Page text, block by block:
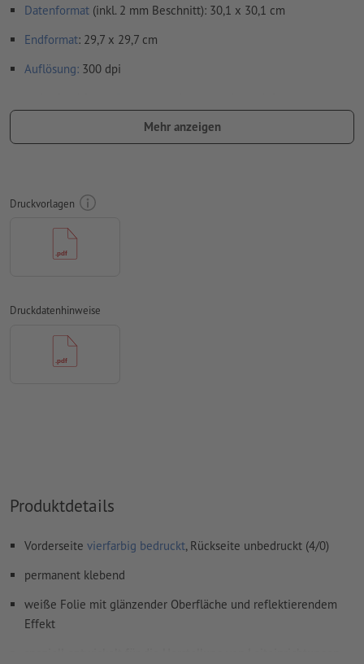
Datenformat (inkl. 2 mm Beschnitt): 30,1 x 30,1 cm
Endformat: 29,7 x 29,7 cm
Auflösung: 300 dpi
Schriftenmüssen vollständig eingebettet oder in Kurven
Farbmodus:CMYK, FOGRA51 (PSO Coated v3) für gestrichene
Papiere
Rechtschreib- und Satzfehler
Transparenzen
Kommentare
Inhalte von
Mehr anzeigen
Druckvorlagen
Druckdatenhinweise
Produktdetails
Vorderseite vierfarbig bedruckt, Rückseite unbedruckt (4/0)
permanent klebend
weiße Folie mit glänzender Oberfläche und reflektierendem
Effekt